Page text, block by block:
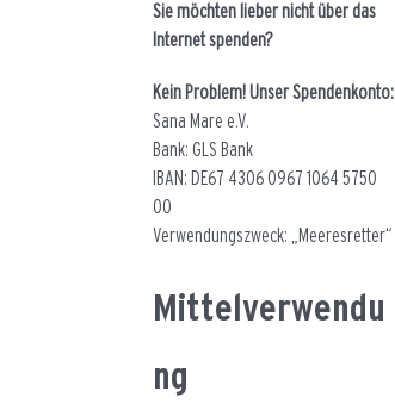
Sie möchten lieber nicht über das
Internet spenden?
Kein Problem! Unser Spendenkonto:
Sana Mare e.V.
Bank: GLS Bank
IBAN: DE67 4306 0967 1064 5750
00
Verwendungszweck: „Meeresretter“
Mittelverwendu
ng